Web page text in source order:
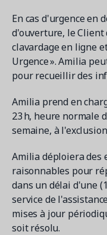
En cas d'urgence en
d'ouverture, le Client
clavardage en ligne
Urgence ». Amilia
pour recueillir des
Amilia prend en
23 h, heure normale
semaine, à
Amilia déploiera des
raisonnables pour
dans un délai d'une
service de
mises à jour
soit résolu.